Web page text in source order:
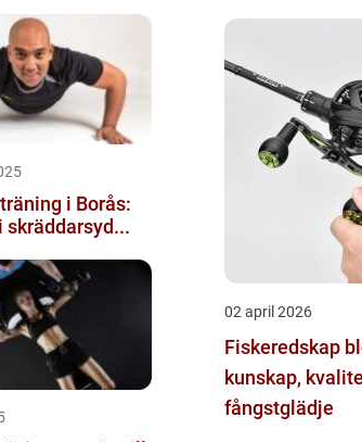
i Borås:
skräddarsyd...
02 april 2026
Fiskeredskap
kunskap,
fångstglädje